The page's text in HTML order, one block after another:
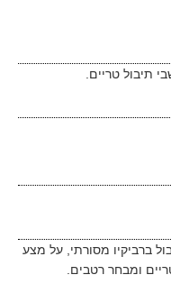
תיבול טריים.
ברביקיו מסורתי, על מצע
ומבחר רטבים.